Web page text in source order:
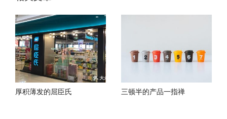
厚积薄发的屈臣氏 三顿半的产品一指禅